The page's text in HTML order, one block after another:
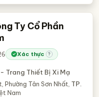
Ty Cổ Phần
Xác thực ?
Trang Thiết Bị Xi Mạ
Phường Tân Sơn Nhất, TP.
Nam